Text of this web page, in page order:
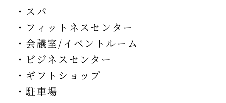
・スパ
・フィットネスセンター
・会議室/イベントルーム
・ビジネスセンター
・ギフトショップ
・駐車場